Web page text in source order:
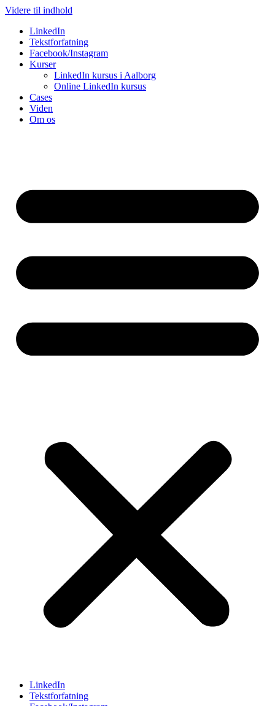
Videre til indhold
LinkedIn
Tekstforfatning
Facebook/Instagram
Kurser
LinkedIn kursus i Aalborg
Online LinkedIn kursus
Cases
Viden
Om os
LinkedIn
Tekstforfatning